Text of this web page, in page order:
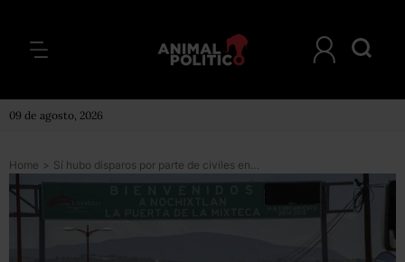
09 de agosto, 2026
Home > Sí hubo disparos por parte de civiles en Nochixtlán, según la PGR